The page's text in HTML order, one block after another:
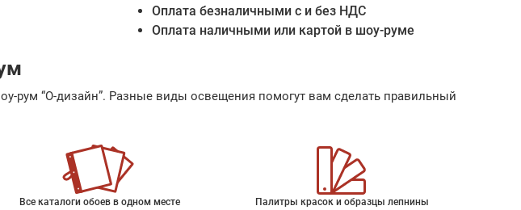
Оплата безналичными с и без НДС
Оплата наличными или картой в шоу-руме
рум “О-дизайн”. Разные виды освещения помогут вам сделать правильный
Все каталоги обоев в одном месте Палитры красок и образцы лепнины